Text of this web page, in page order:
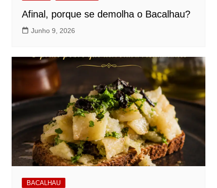
Afinal, porque se demolha o Bacalhau?
Junho 9, 2026
BACALHAU